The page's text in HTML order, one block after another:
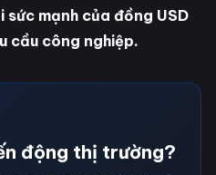
mạnh của đồng USD
cầu công nghiệp.
động thị trường?